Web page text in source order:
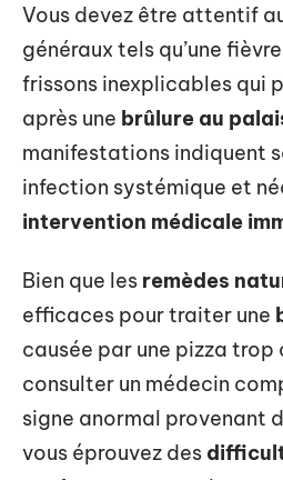
Vous devez être attentif
généraux tels qu’une
frissons inexplicables qui
après une brûlure au
manifestations indiquent
infection systémique et
intervention médicale
Bien que les remèdes
efficaces pour traiter une
causée par une pizza trop
consulter un médecin
signe anormal provenant
vous éprouvez des